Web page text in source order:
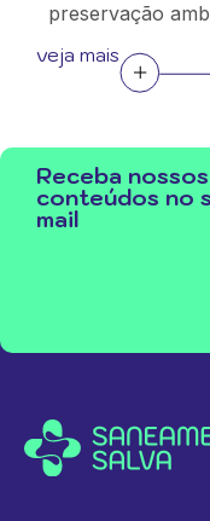
preservação
veja mais
Receba nossos
conteúdos no
mail